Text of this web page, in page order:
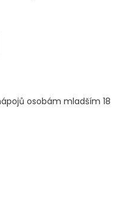
osobám mladším 18